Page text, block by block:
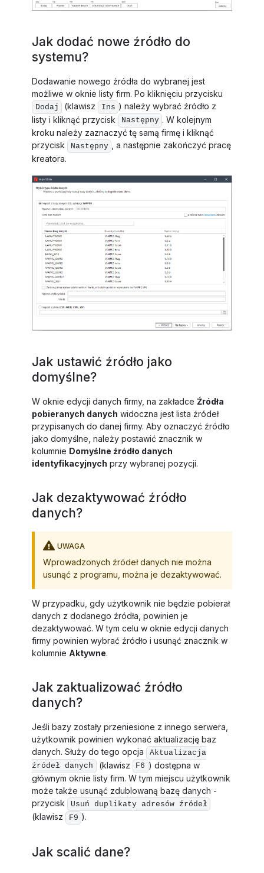
Jak dodać nowe źródło do
systemu?
Dodawanie nowego źródła do wybranej jest
możliwe w oknie listy firm. Po kliknięciu przycisku
Dodaj (klawisz Ins ) należy wybrać źródło z
listy i kliknąć przycisk
Następny . W kolejnym
kroku należy zaznaczyć tę samą firmę i kliknąć
przycisk
Następny , a następnie zakończyć pracę
kreatora.
Jak ustawić źródło jako
domyślne?
W oknie edycji danych firmy, na zakładce Źródła
pobieranych danych widoczna jest lista źródeł
przypisanych do danej firmy. Aby oznaczyć źródło
jako domyślne, należy postawić znacznik w
kolumnie Domyślne źródło danych
identyfikacyjnych przy wybranej pozycji.
Jak dezaktywować źródło
danych?
UWAGA
Wprowadzonych źródeł danych nie można
usunąć z programu, można je dezaktywować.
W przypadku, gdy użytkownik nie będzie pobierał
danych z dodanego źródła, powinien je
dezaktywować. W tym celu w oknie edycji danych
firmy powinien wybrać źródło i usunąć znacznik w
kolumnie Aktywne.
Jak zaktualizować źródło
danych?
Jeśli bazy zostały przeniesione z innego serwera,
użytkownik powinien wykonać aktualizację baz
danych. Służy do tego opcja
Aktualizacja
źródeł danych
(klawisz F6 ) dostępna w
głównym oknie listy firm. W tym miejscu użytkownik
może także usunąć zdublowaną bazę danych -
przycisk
Usuń duplikaty adresów źródeł
(klawisz F9 ).
Jak scalić dane?